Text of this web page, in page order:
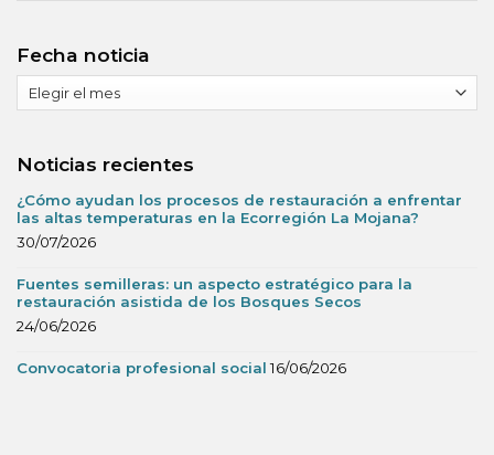
Fecha noticia
Fecha
noticia
Noticias recientes
¿Cómo ayudan los procesos de restauración a enfrentar
las altas temperaturas en la Ecorregión La Mojana?
30/07/2026
Fuentes semilleras: un aspecto estratégico para la
restauración asistida de los Bosques Secos
24/06/2026
Convocatoria profesional social 16/06/2026